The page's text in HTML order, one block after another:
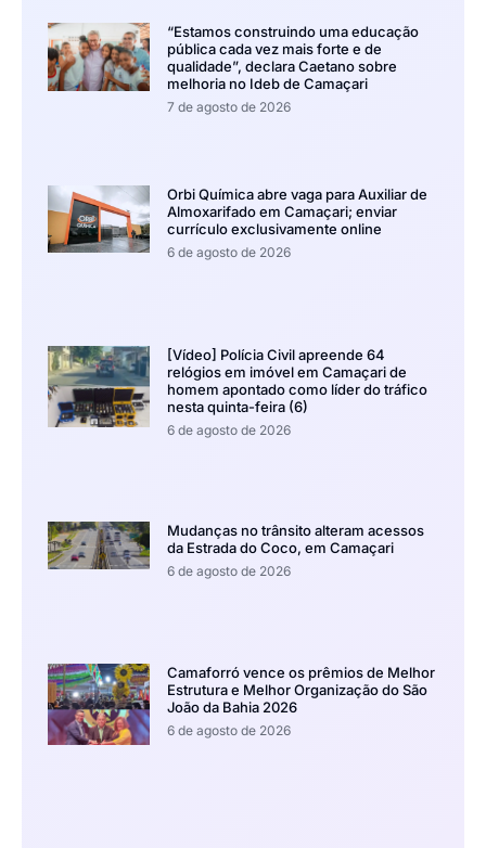
“Estamos construindo uma educação
pública cada vez mais forte e de
qualidade”, declara Caetano sobre
melhoria no Ideb de Camaçari
7 de agosto de 2026
Orbi Química abre vaga para Auxiliar de
Almoxarifado em Camaçari; enviar
currículo exclusivamente online
6 de agosto de 2026
[Vídeo] Polícia Civil apreende 64
relógios em imóvel em Camaçari de
homem apontado como líder do tráfico
nesta quinta-feira (6)
6 de agosto de 2026
Mudanças no trânsito alteram acessos
da Estrada do Coco, em Camaçari
6 de agosto de 2026
Camaforró vence os prêmios de Melhor
Estrutura e Melhor Organização do São
João da Bahia 2026
6 de agosto de 2026